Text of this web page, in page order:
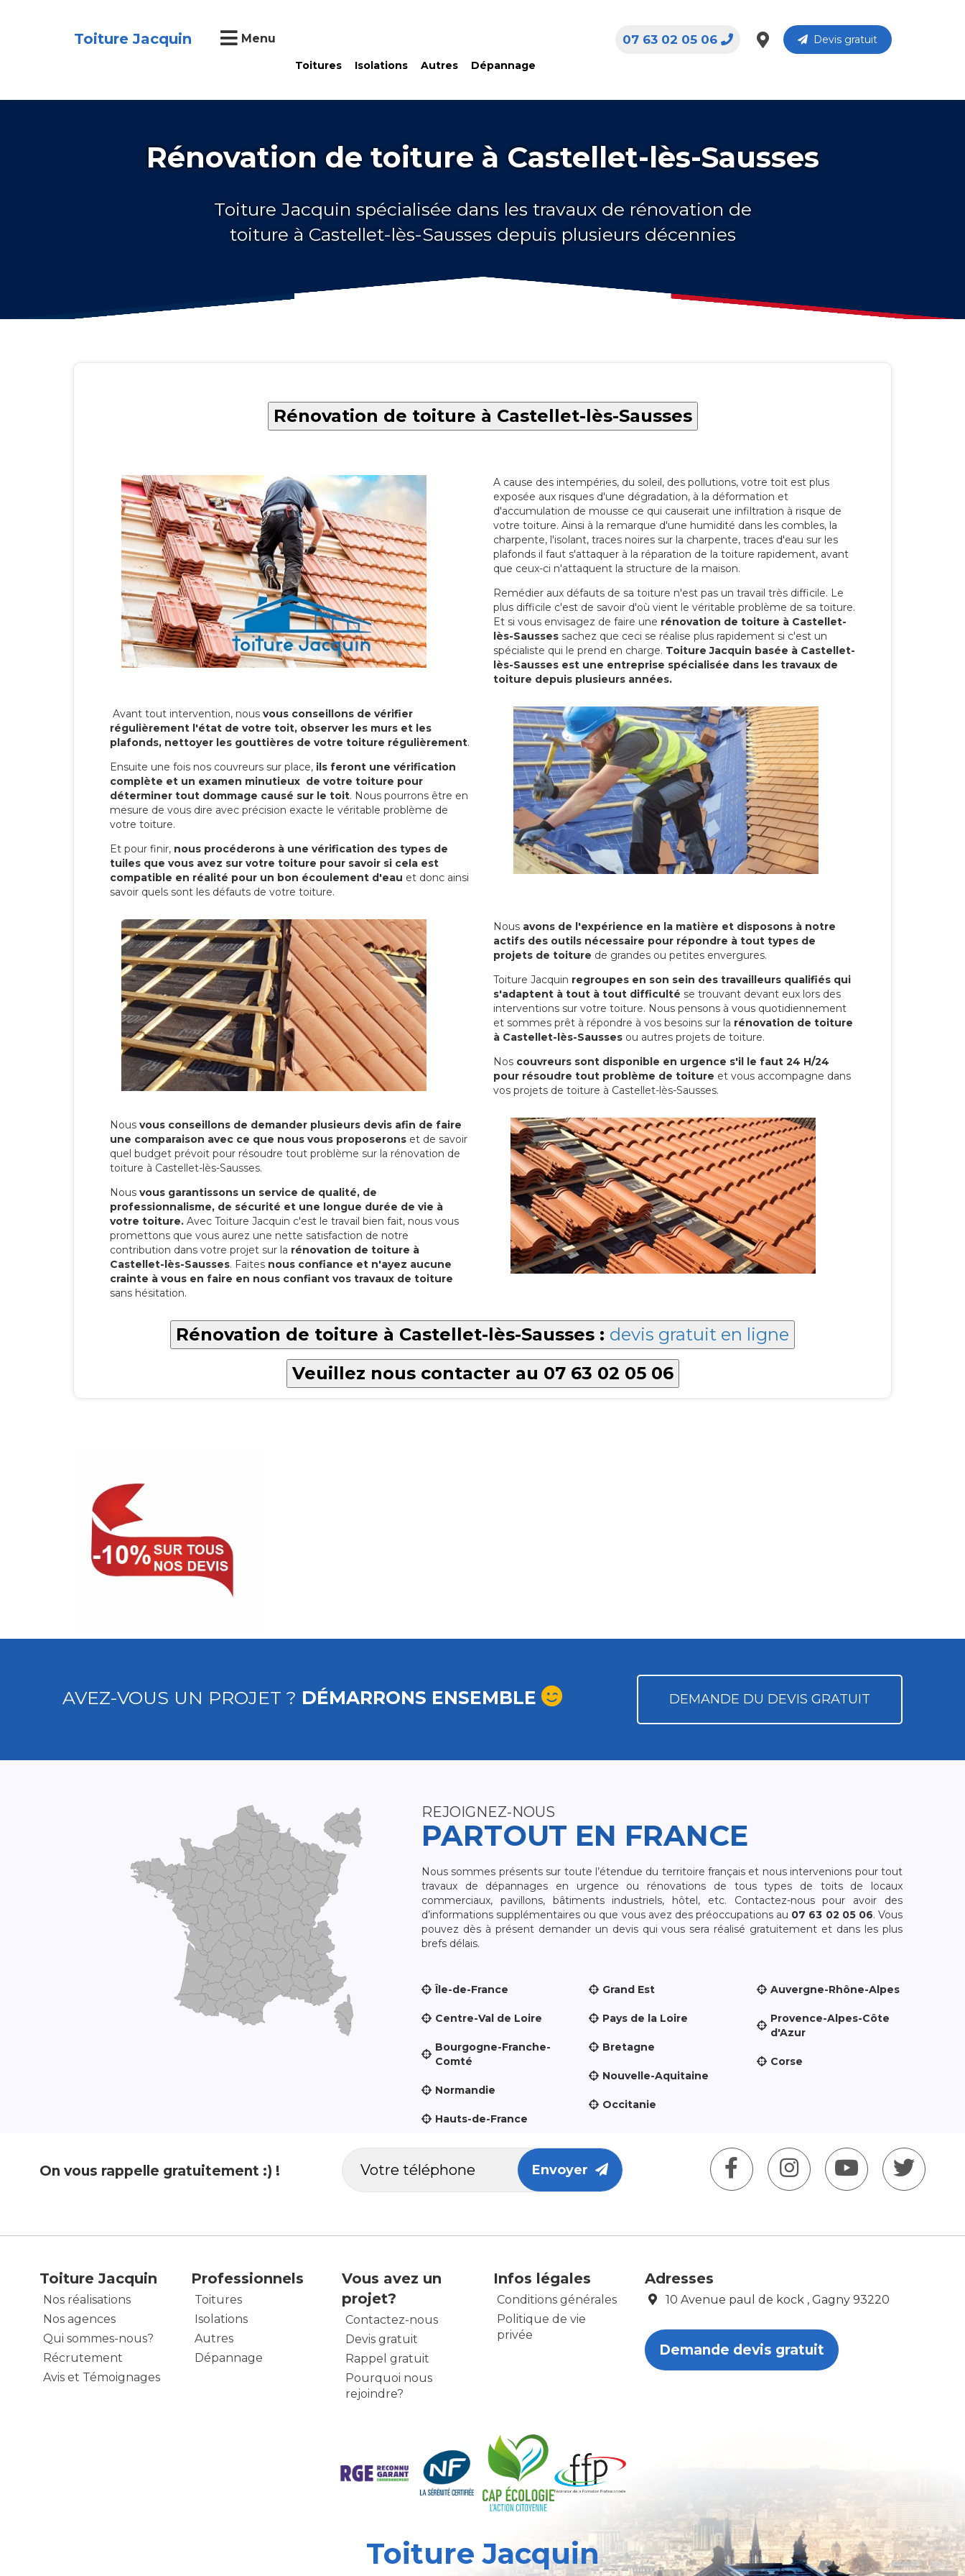
Toiture Jacquin Menu
Toitures Isolations Autres Dépannage
Devis gratuit
07 63 02 05 06
Rénovation de toiture à Castellet-lès-Sausses
Toiture Jacquin spécialisée dans les travaux de rénovation de
toiture à Castellet-lès-Sausses depuis plusieurs décennies
Rénovation de toiture à Castellet-lès-Sausses
A cause des intempéries, du soleil, des pollutions, votre toit est plus
exposée aux risques d'une dégradation, à la déformation et
d'accumulation de mousse ce qui causerait une infiltration à risque de
votre toiture. Ainsi à la remarque d'une humidité dans les combles, la
charpente, l'isolant, traces noires sur la charpente, traces d'eau sur les
plafonds il faut s'attaquer à la réparation de la toiture rapidement, avant
que ceux-ci n'attaquent la structure de la maison.
Remédier aux défauts de sa toiture n'est pas un travail très difficile. Le
plus difficile c'est de savoir d'où vient le véritable problème de sa toiture.
Et si vous envisagez de faire une rénovation de toiture à Castellet-
lès-Sausses sachez que ceci se réalise plus rapidement si c'est un
spécialiste qui le prend en charge. Toiture Jacquin basée à Castellet-
lès-Sausses est une entreprise spécialisée dans les travaux de
toiture depuis plusieurs années.
Avant tout intervention, nous vous conseillons de vérifier
régulièrement l'état de votre toit, observer les murs et les
plafonds, nettoyer les gouttières de votre toiture régulièrement.
Ensuite une fois nos couvreurs sur place, ils feront une vérification
complète et un examen minutieux de votre toiture pour
déterminer tout dommage causé sur le toit. Nous pourrons être en
mesure de vous dire avec précision exacte le véritable problème de
votre toiture.
Et pour finir, nous procéderons à une vérification des types de
tuiles que vous avez sur votre toiture pour savoir si cela est
compatible en réalité pour un bon écoulement d'eau et donc ainsi
savoir quels sont les défauts de votre toiture.
Nous avons de l'expérience en la matière et disposons à notre
actifs des outils nécessaire pour répondre à tout types de
projets de toiture de grandes ou petites envergures.
Toiture Jacquin regroupes en son sein des travailleurs qualifiés qui
s'adaptent à tout à tout difficulté se trouvant devant eux lors des
interventions sur votre toiture. Nous pensons à vous quotidiennement
et sommes prêt à répondre à vos besoins sur la rénovation de toiture
à Castellet-lès-Sausses ou autres projets de toiture.
Nos couvreurs sont disponible en urgence s'il le faut 24 H/24
pour résoudre tout problème de toiture et vous accompagne dans
vos projets de toiture à Castellet-lès-Sausses.
Nous vous conseillons de demander plusieurs devis afin de faire
une comparaison avec ce que nous vous proposerons et de savoir
quel budget prévoit pour résoudre tout problème sur la rénovation de
toiture à Castellet-lès-Sausses.
Nous vous garantissons un service de qualité, de
professionnalisme, de sécurité et une longue durée de vie à
votre toiture. Avec Toiture Jacquin c'est le travail bien fait, nous vous
promettons que vous aurez une nette satisfaction de notre
contribution dans votre projet sur la rénovation de toiture à
Castellet-lès-Sausses. Faites nous confiance et n'ayez aucune
crainte à vous en faire en nous confiant vos travaux de toiture
sans hésitation.
Rénovation de toiture à Castellet-lès-Sausses : devis gratuit en ligne
Veuillez nous contacter au 07 63 02 05 06
AVEZ-VOUS UN PROJET ? DÉMARRONS ENSEMBLE DEMANDE DU DEVIS GRATUIT
REJOIGNEZ-NOUS
PARTOUT EN FRANCE
Nous sommes présents sur toute l’étendue du territoire français et nous intervenions pour tout
travaux de dépannages en urgence ou rénovations de tous types de toits de locaux
commerciaux, pavillons, bâtiments industriels, hôtel, etc. Contactez-nous pour avoir des
d’informations supplémentaires ou que vous avez des préoccupations au 07 63 02 05 06. Vous
pouvez dès à présent demander un devis qui vous sera réalisé gratuitement et dans les plus
brefs délais.
Île-de-France
Centre-Val de Loire
Bourgogne-Franche-
Comté
Normandie
Hauts-de-France
Grand Est
Pays de la Loire
Bretagne
Nouvelle-Aquitaine
Occitanie
Auvergne-Rhône-Alpes
Provence-Alpes-Côte
d'Azur
Corse
On vous rappelle gratuitement :) ! Envoyer
Toiture Jacquin
Nos réalisations
Nos agences
Qui sommes-nous?
Récrutement
Avis et Témoignages
Professionnels
Toitures
Isolations
Autres
Dépannage
Vous avez un
projet?
Contactez-nous
Devis gratuit
Rappel gratuit
Pourquoi nous
rejoindre?
Infos légales
Conditions générales
Politique de vie
privée
Adresses
10 Avenue paul de kock , Gagny 93220
Demande devis gratuit
Toiture Jacquin